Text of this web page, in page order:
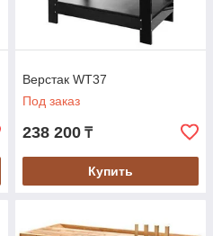
Верстак WT37
Под заказ
238 200 ₸
Купить